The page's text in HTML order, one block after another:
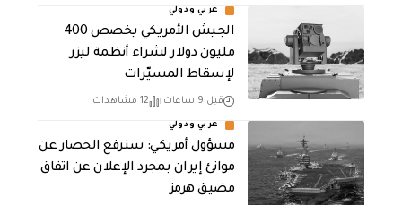
عربي ودولي
الجيش الأمريكي يخصص 400
مليون دولار لشراء أنظمة ليزر
لإسقاط المسيّرات
قبل 9 ساعات 12 مشاهدات
عربي ودولي
مسؤول أمريكي: سنرفع الحصار عن
موانئ إيران بمجرد الإعلان عن اتفاق
مضيق هرمز